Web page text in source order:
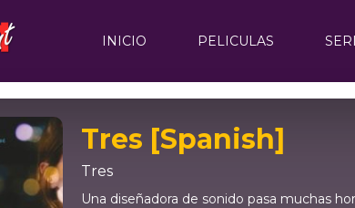
INICIO PELICULAS
Tres [Spanish]
Tres
Una diseñadora de sonido pasa muchas